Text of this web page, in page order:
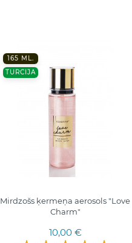
165 ML.
TURCIJA
Mirdzošs ķermeņa aerosols "Love
Charm"
10,00 €